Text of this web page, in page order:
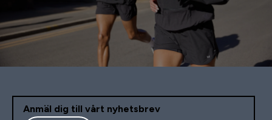
Anmäl dig till vårt nyhetsbrev